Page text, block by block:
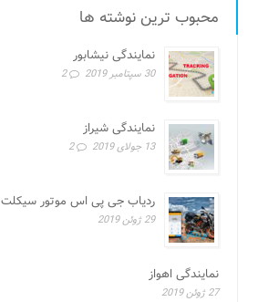
محبوب ترین نوشته ها
نمایندگی نیشابور
30 سپتامبر 2019 2
نمایندگی شیراز
13 جولای 2019 2
ردیاب جی پی اس موتور سیکلت
29 ژوئن 2019
نمایندگی اهواز
27 ژوئن 2019